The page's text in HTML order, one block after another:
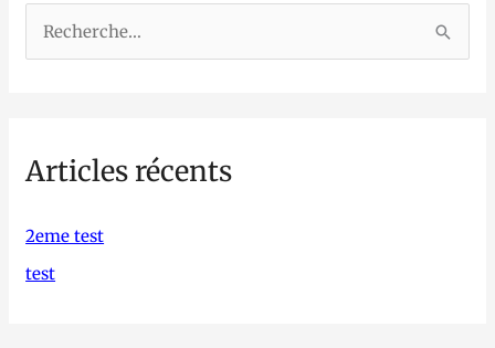
e
c
h
Articles récents
2eme test
test